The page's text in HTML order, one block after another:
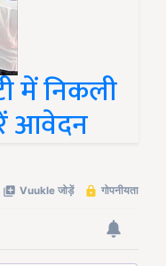
में निकली
आवेदन